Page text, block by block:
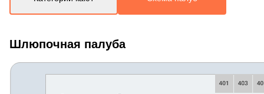
Шлюпочная палуба